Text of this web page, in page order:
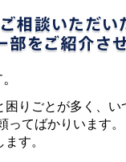
りごとが多く、い
ってばかりいます。
す。